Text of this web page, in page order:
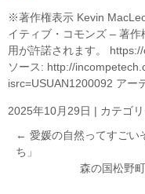
※著作権表示 Kevin
イティブ・コモンズ – 著
用が許諾されます。
ソース: http://
isrc=USUAN1200092 アー
2025年10月29日 | カテゴ
← 愛媛の自然ってすごい
ち」
森の国松野